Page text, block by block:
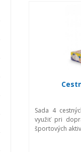
Sada 4
využiť pri
športových